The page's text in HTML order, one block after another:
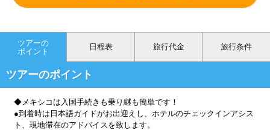
ツアーの
ポイント
日程表 旅行代金 旅行条件
ツアーのポイント
◆メキシコは入国手続きも乗り継も簡単です！
●到着時は日本語ガイドがお出迎えし、ホテルのチェックインアシス
ト、現地滞在のアドバイスを致します。